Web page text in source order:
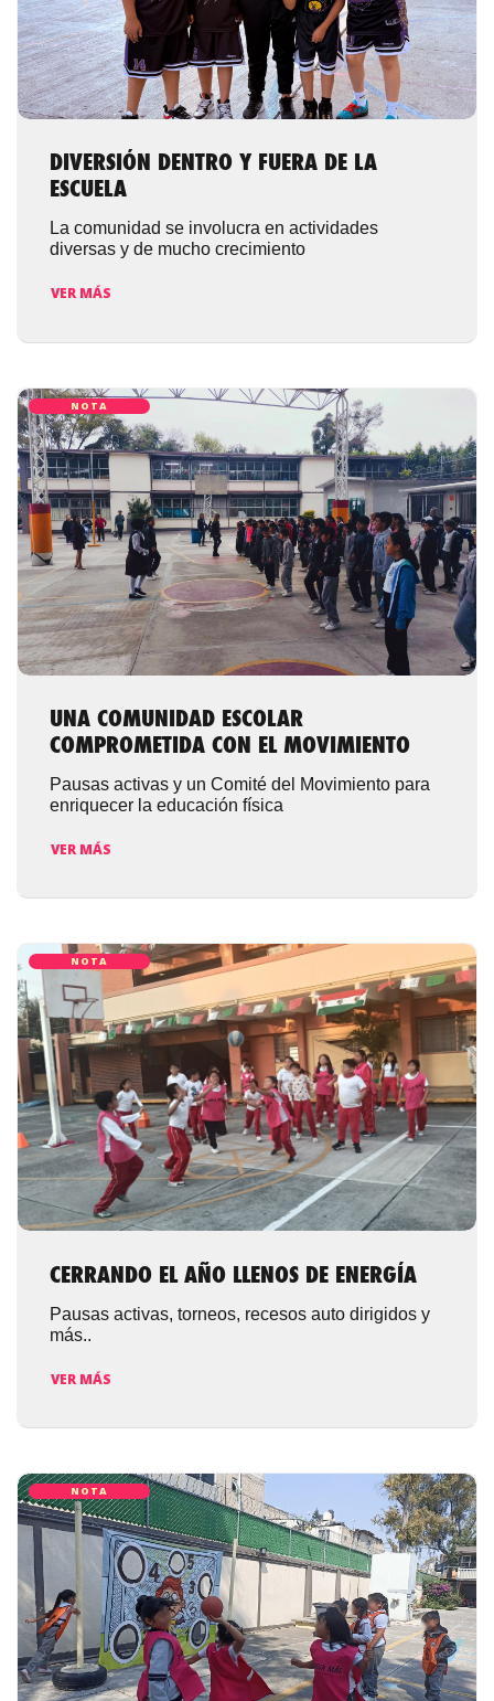
DIVERSIÓN DENTRO Y FUERA DE LA
ESCUELA
La comunidad se involucra en actividades
diversas y de mucho crecimiento
VER MÁS
NOTA
UNA COMUNIDAD ESCOLAR
COMPROMETIDA CON EL MOVIMIENTO
Pausas activas y un Comité del Movimiento para
enriquecer la educación física
VER MÁS
NOTA
CERRANDO EL AÑO LLENOS DE ENERGÍA
Pausas activas, torneos, recesos auto dirigidos y
más..
VER MÁS
NOTA